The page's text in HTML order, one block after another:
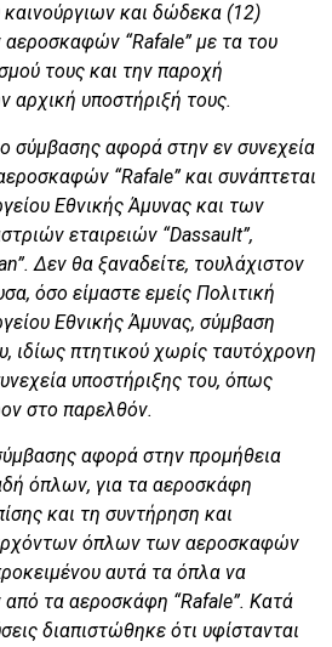
καινούργιων και δώδεκα (12)
αεροσκαφών “Rafale” με τα του
τους και την παροχή
αρχική υποστήριξή τους.
σύμβασης αφορά στην εν συνεχεία
“Rafale” και συνάπτεται
Εθνικής Άμυνας και των
εταιρειών “Dassault”,
”. Δεν θα ξαναδείτε, τουλάχιστον
όσο είμαστε εμείς Πολιτική
Εθνικής Άμυνας, σύμβαση
ιδίως πτητικού χωρίς ταυτόχρονη
υποστήριξης του, όπως
στο παρελθόν.
αφορά στην προμήθεια
όπλων, για τα αεροσκάφη
και τη συντήρηση και
όπλων των αεροσκαφών
αυτά τα όπλα να
από τα αεροσκάφη “Rafale”. Κατά
διαπιστώθηκε ότι υφίστανται